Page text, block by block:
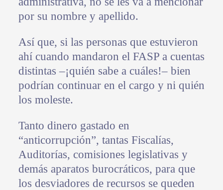
por su nombre y apellido.
Así que, si las personas que estuvieron
ahí cuando mandaron el FASP a cuentas
distintas –¡quién sabe a cuáles!– bien
podrían continuar en el cargo y ni quién
los moleste.
Tanto dinero gastado en
“anticorrupción”, tantas Fiscalías,
Auditorías, comisiones legislativas y
demás aparatos burocráticos, para que
los desviadores de recursos se queden